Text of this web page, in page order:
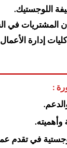
اللوجستيك.
المشتريات في
إدارة
:
في تقدم